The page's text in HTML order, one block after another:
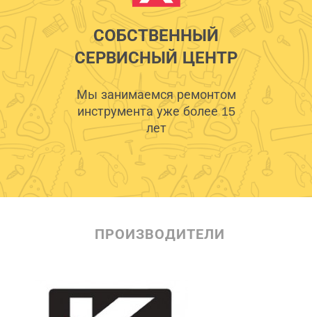
СОБСТВЕННЫЙ
СЕРВИСНЫЙ ЦЕНТР
Мы занимаемся ремонтом
инструмента уже более 15
лет
ПРОИЗВОДИТЕЛИ